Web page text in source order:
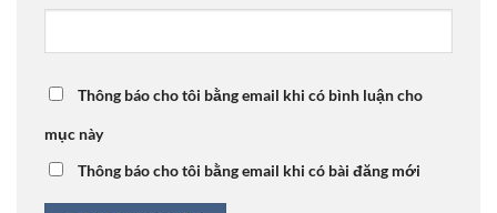
Thông báo cho tôi bằng email khi có bình luận cho
mục này
Thông báo cho tôi bằng email khi có bài đăng mới